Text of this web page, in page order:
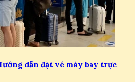
dẫn đặt vé máy bay trực